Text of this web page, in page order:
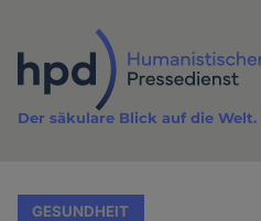
Inhalt
Der säkulare Blick auf die Welt.
GESUNDHEIT